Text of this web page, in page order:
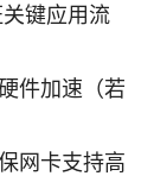
键应用流
件加速（若
网卡支持高